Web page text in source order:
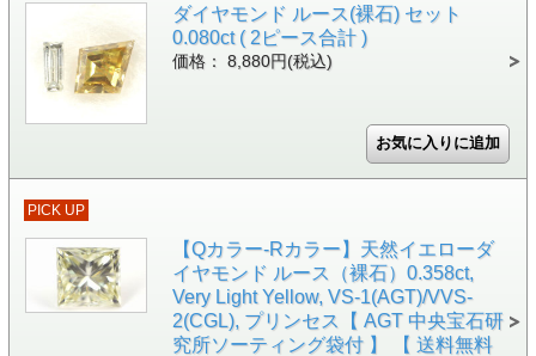
ダイヤモンド ルース(裸石) セット
0.080ct ( 2ピース合計 )
価格： 8,880円(税込)
PICK UP
【Qカラー-Rカラー】天然イエローダ
イヤモンド ルース（裸石）0.358ct,
Very Light Yellow, VS-1(AGT)/VVS-
2(CGL), プリンセス【 AGT 中央宝石研
究所ソーティング袋付 】 【 送料無料